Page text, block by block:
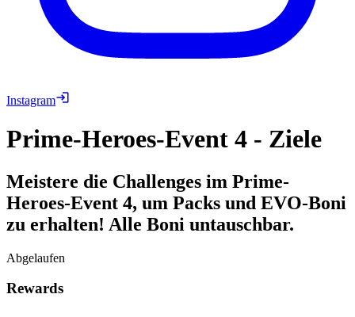
Instagram
Prime-Heroes-Event 4 - Ziele
Meistere die Challenges im Prime-
Heroes-Event 4, um Packs und EVO-Boni
zu erhalten! Alle Boni untauschbar.
Abgelaufen
Rewards